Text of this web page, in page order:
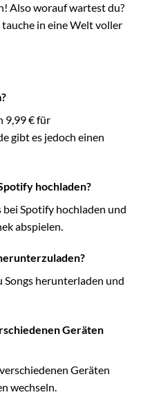
Also worauf wartest du?
in eine Welt voller
9,99 € für
gibt es jedoch einen
hochladen?
bei Spotify hochladen und
abspielen.
Songs herunterladen und
Geräten
Geräten
wechseln.